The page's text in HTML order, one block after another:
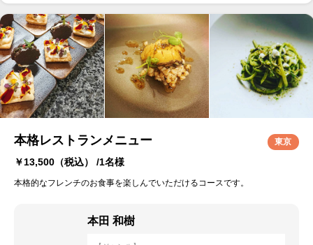
本格レストランメニュー
￥13,500 （税込） /1名様
東京
本格的なフレンチのお食事を楽しんでいただけるコースです。
本田 和樹